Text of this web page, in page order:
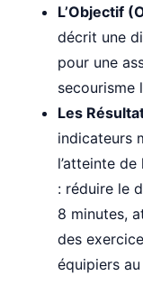
L’Objectif
décrit une
pour une
secourisme
Les
indicateurs
l’atteinte de
: réduire le
8 minutes,
des
équipiers